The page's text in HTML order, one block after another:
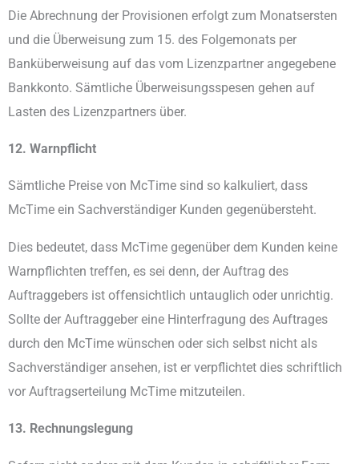
Die Abrechnung der Provisionen erfolgt zum Monatsersten
und die Überweisung zum 15. des Folgemonats per
Banküberweisung auf das vom Lizenzpartner angegebene
Bankkonto. Sämtliche Überweisungsspesen gehen auf
Lasten des Lizenzpartners über.
12. Warnpflicht
Sämtliche Preise von McTime sind so kalkuliert, dass
McTime ein Sachverständiger Kunden gegenübersteht.
Dies bedeutet, dass McTime gegenüber dem Kunden keine
Warnpflichten treffen, es sei denn, der Auftrag des
Auftraggebers ist offensichtlich untauglich oder unrichtig.
Sollte der Auftraggeber eine Hinterfragung des Auftrages
durch den McTime wünschen oder sich selbst nicht als
Sachverständiger ansehen, ist er verpflichtet dies schriftlich
vor Auftragserteilung McTime mitzuteilen.
13. Rechnungslegung